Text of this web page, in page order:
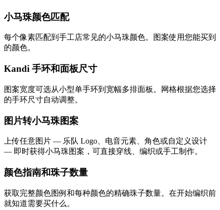
小马珠颜色匹配
每个像素匹配到手工店常见的小马珠颜色。图案使用您能买到
的颜色。
Kandi 手环和面板尺寸
图案宽度可选从小型单手环到宽幅多排面板。网格根据您选择
的手环尺寸自动调整。
图片转小马珠图案
上传任意图片 — 乐队 Logo、电音元素、角色或自定义设计
— 即时获得小马珠图案，可直接穿线、编织或手工制作。
颜色指南和珠子数量
获取完整颜色图例和每种颜色的精确珠子数量。在开始编织前
就知道需要买什么。